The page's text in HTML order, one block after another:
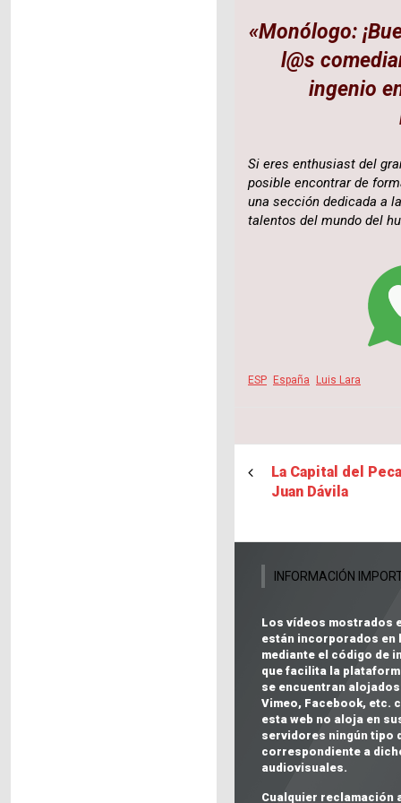
«Monólogo:
l@s
ingenio
Si eres enthusiast del
posible encontrar de
una sección dedicada a
talentos del mundo del
ESP España Luis Lara
La Capital del
Juan Dávila
INFORMACIÓN
Los vídeos mostrados
están incorporados en
mediante el código de
que facilita la
se encuentran
Vimeo, Facebook, etc.
esta web no aloja en
servidores ningún tipo
correspondiente a
audiovisuales.
Cualquier reclamación